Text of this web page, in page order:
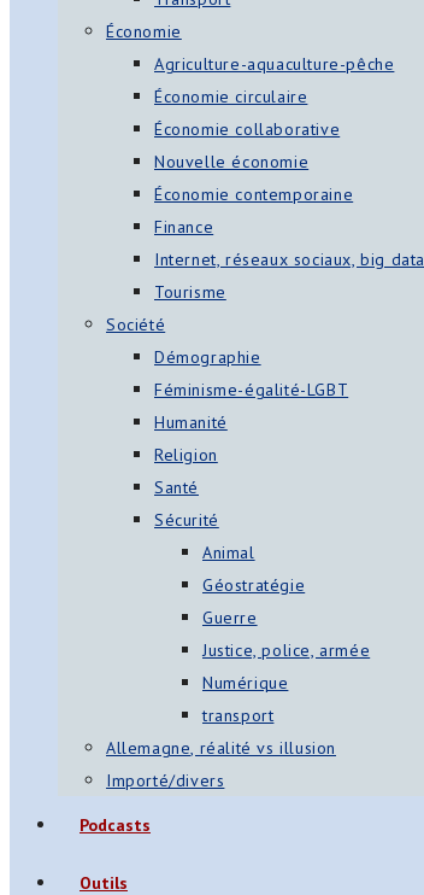
Économie
Agriculture-aquaculture-pêche
Économie circulaire
Économie collaborative
Nouvelle économie
Économie contemporaine
Finance
Internet, réseaux sociaux, big data
Tourisme
Société
Démographie
Féminisme-égalité-LGBT
Humanité
Religion
Santé
Sécurité
Animal
Géostratégie
Guerre
Justice, police, armée
Numérique
transport
Allemagne, réalité vs illusion
Importé/divers
Podcasts
Outils